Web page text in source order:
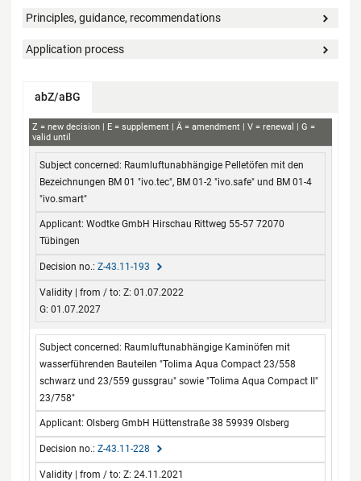
Principles, guidance, recommendations
Application process
abZ/aBG
abZ+aBG
Z new decision E supplement Ä amendment V renewal
G
valid until
from / to
Raumluftunabhängige Pelletöfen mit den
Bezeichnungen BM 01 "ivo.tec", BM 01-2 "ivo.safe" und BM 01-4
"ivo.smart"
Wodtke GmbH Hirschau Rittweg 55-57 72070
Tübingen
Z-43.11-193
Z: 01.07.2022
G: 01.07.2027
Raumluftunabhängige Kaminöfen mit
wasserführenden Bauteilen "Tolima Aqua Compact 23/558
schwarz und 23/559 gussgrau" sowie "Tolima Aqua Compact II"
23/758"
Olsberg GmbH Hüttenstraße 38 59939 Olsberg
Z-43.11-228
Z: 24.11.2021